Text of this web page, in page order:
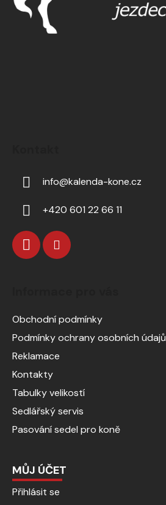
info@kalenda-kone.cz
+420 601 22 66 11
Obchodní podmínky
Podmínky ochrany osobních údajů
Reklamace
Kontakty
Tabulky velikostí
Sedlářský servis
Pasování sedel pro koně
MŮJ ÚČET
Přihlásit se